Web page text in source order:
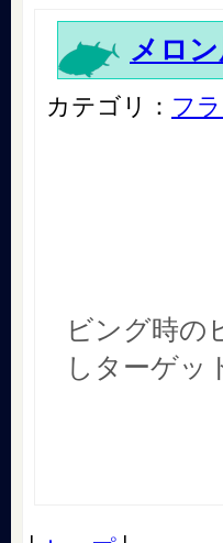
メロ
カテゴリ： フ
ビング時の
しターゲッ